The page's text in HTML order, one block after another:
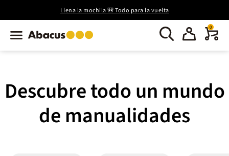
Llena la mochila 🎒 Todo para la vuelta
0
Descubre todo un mundo
de manualidades